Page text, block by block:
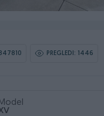
PREGLEDI: 1446